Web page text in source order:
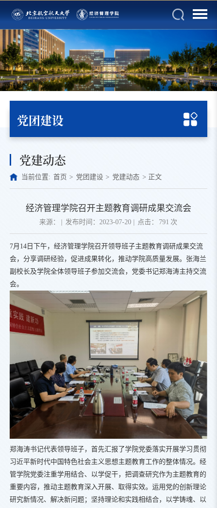
党团建设
党建动态
当前位置: 首页 > 党团建设 > 党建动态 > 正文
经济管理学院召开主题教育调研成果交流会
来源： 发布时间：2023-07-20 点击： 791 次
7月14日下午，经济管理学院召开领导班子主题教育调研成果交流
会，分享调研经验，促进成果转化，推动学院高质量发展。张海兰
副校长及学院全体领导班子参加交流会，党委书记郑海涛主持交流
会。
郑海涛书记代表领导班子，首先汇报了学院党委落实开展学习贯彻
习近平新时代中国特色社会主义思想主题教育工作的整体情况。经
管学院党委注重学用结合、以学促干，把调查研究作为主题教育的
重要内容，推动主题教育深入开展、取得实效。运用党的创新理论
研究新情况、解决新问题；坚持理论和实践相结合，以学铸魂、以